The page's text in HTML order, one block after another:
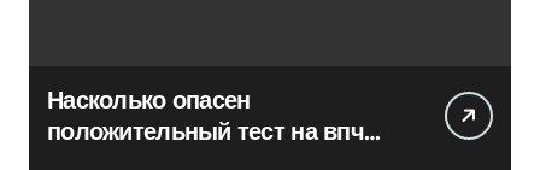
Насколько опасен
положительный тест на впч